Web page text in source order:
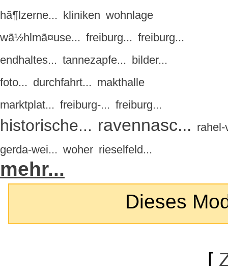
hã¶lzerne... kliniken wohnlage
wã½hlmã¤use... freiburg... freiburg...
endhaltes... tannezapfe... bilder...
foto... durchfahrt... makthalle
marktplat... freiburg-... freiburg...
historische... ravennasc... rahel-
gerda-wei... woher rieselfeld...
mehr...
Dieses
[